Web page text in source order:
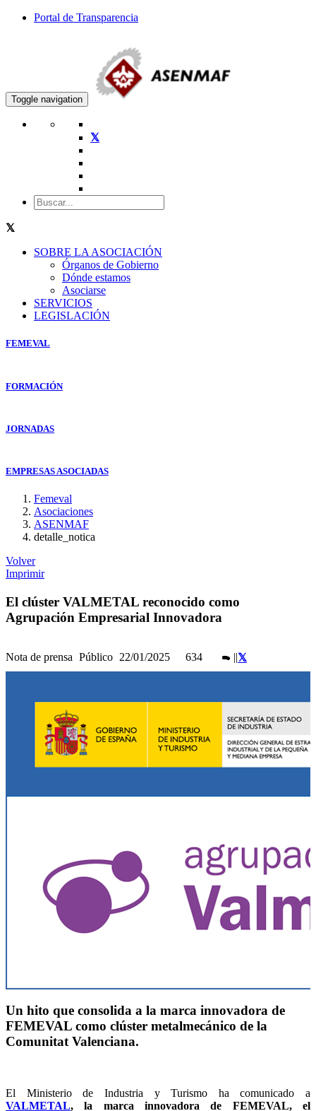
Portal de Transparencia
Toggle navigation
SOBRE LA ASOCIACIÓN
Órganos de Gobierno
Dónde estamos
Asociarse
SERVICIOS
LEGISLACIÓN
FEMEVAL
FORMACIÓN
JORNADAS
EMPRESAS ASOCIADAS
Femeval
Asociaciones
ASENMAF
detalle_notica
Volver
Imprimir
El clúster VALMETAL reconocido como
Agrupación Empresarial Innovadora
Nota de prensa Público 22/01/2025 634
Un hito que consolida a la marca innovadora de
FEMEVAL como clúster metalmecánico de la
Comunitat Valenciana.
El Ministerio de Industria y Turismo ha comunicado a
VALMETAL, la marca innovadora de FEMEVAL, el